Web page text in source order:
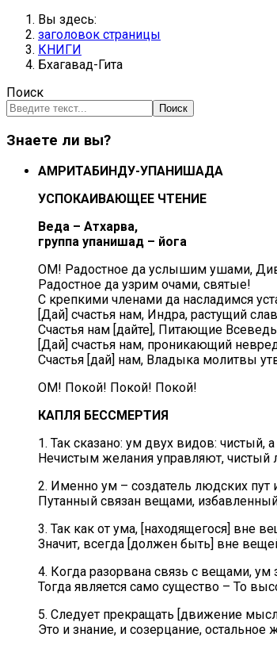
Вы здесь:
заголовок страницы
КНИГИ
Бхагавад-Гита
Поиск
Поиск
Знаете ли вы?
АМРИТАБИНДУ-УПАНИШАДА
УСПОКАИВАЮЩЕЕ ЧТЕНИЕ
Веда – Атхарва,
группа упанишад – йога
ОМ! Радостное да услышим ушами,
Радостное да узрим очами, святые!
С крепкими членами да насладимся
[Дай] счастья нам, Индра, растущий
Счастья нам [дайте], Питающие
[Дай] счастья нам, проникающий
Счастья [дай] нам, Владыка молитвы
ОМ! Покой! Покой! Покой!
КАПЛЯ БЕССМЕРТИЯ
1. Так сказано: ум двух видов: чистый,
Нечистым желания управляют, чистый
2. Именно ум – создатель людских пут
Путанный связан вещами,
3. Так как от ума, [находящегося] вне
Значит, всегда [должен быть] вне
4. Когда разорвана связь с вещами, ум
Тогда является само существо – То
5. Следует прекращать [движение
Это и знание, и созерцание,